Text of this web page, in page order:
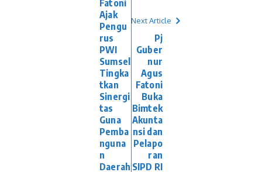
Fatoni
Ajak
Pengu
rus
PWI
Sumsel
Tingka
tkan
Sinergi
tas
Guna
Pemba
nguna
n
Daerah
Next Article
Pj
Guber
nur
Agus
Fatoni
Buka
Bimtek
Akunta
nsi dan
Pelapo
ran
SIPD RI